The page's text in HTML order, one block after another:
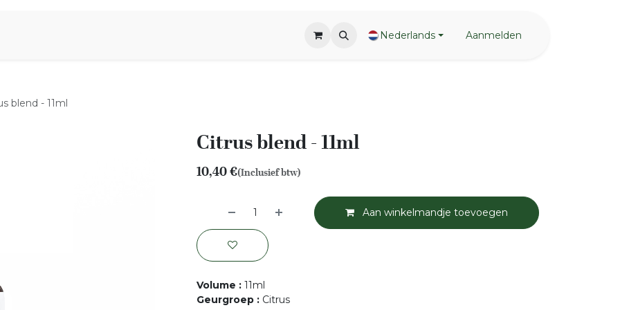
Nederlands Aanmelden
blend - 11ml
Citrus blend - 11ml
10,40€(Inclusief btw)
Aan winkelmandje toevoegen
Volume : 11ml
Geurgroep : Citrus